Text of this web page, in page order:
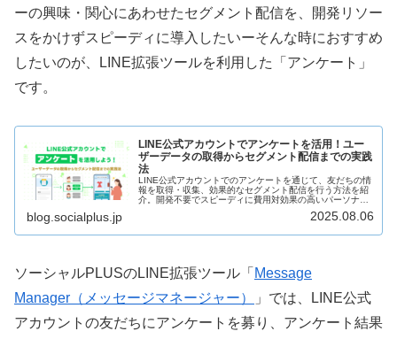
ーの興味・関心にあわせたセグメント配信を、開発リソー
スをかけずスピーディに導入したいーそんな時におすすめ
したいのが、LINE拡張ツールを利用した「アンケート」
です。
LINE公式アカウントでアンケートを活用！ユー
ザーデータの取得からセグメント配信までの実践
法
LINE公式アカウントでのアンケートを通じて、友だちの情
報を取得・収集、効果的なセグメント配信を行う方法を紹
介。開発不要でスピーディに費用対効果の高いパーソナラ
す。標準機能「リサーチ」との違いについても解説。
blog.socialplus.jp 2025.08.06
ソーシャルPLUSのLINE拡張ツール「 Message
Manager（メッセージマネージャー）
」では、LINE公式
アカウントの友だちにアンケートを募り、アンケート結果